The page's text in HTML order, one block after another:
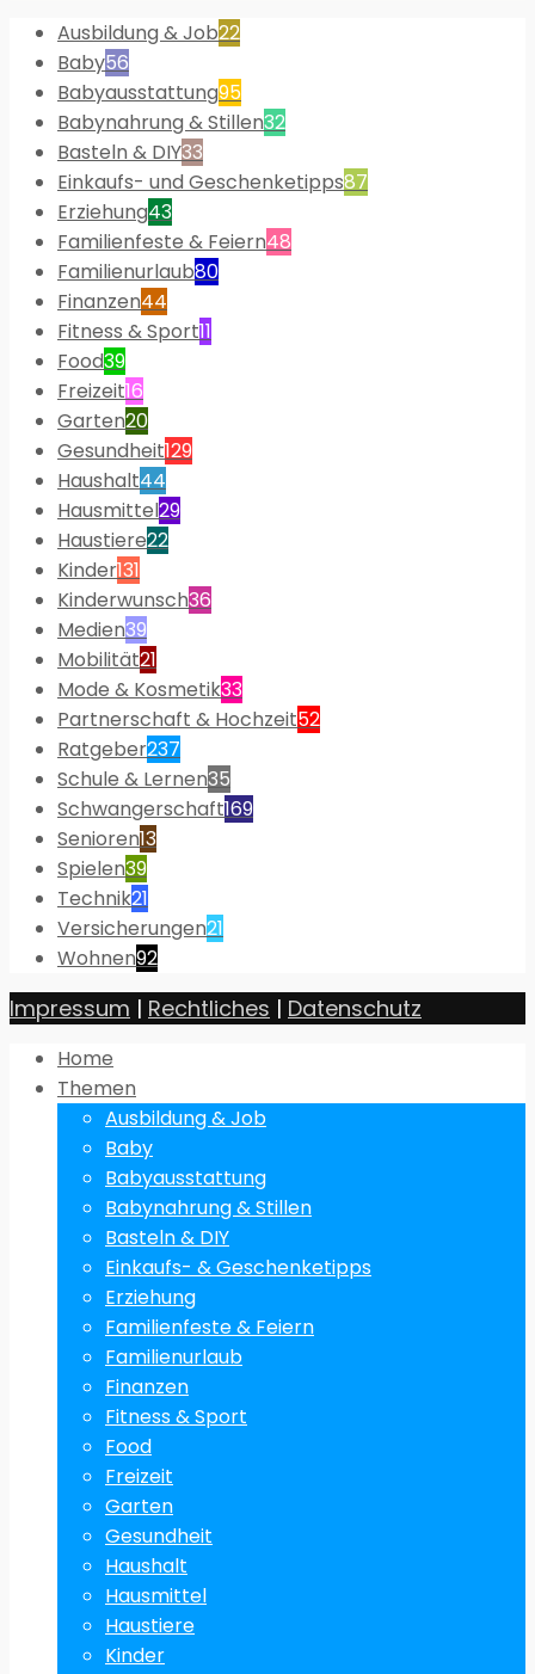
Ausbildung & Job22
Baby56
Babyausstattung95
Babynahrung & Stillen32
Basteln & DIY33
Einkaufs- und Geschenketipps87
Erziehung43
Familienfeste & Feiern48
Familienurlaub80
Finanzen44
Fitness & Sport11
Food39
Freizeit16
Garten20
Gesundheit129
Haushalt44
Hausmittel29
Haustiere22
Kinder131
Kinderwunsch36
Medien39
Mobilität21
Mode & Kosmetik33
Partnerschaft & Hochzeit52
Ratgeber237
Schule & Lernen35
Schwangerschaft169
Senioren13
Spielen39
Technik21
Versicherungen21
Wohnen92
Impressum | Rechtliches | Datenschutz
Home
Themen
Ausbildung & Job
Baby
Babyausstattung
Babynahrung & Stillen
Basteln & DIY
Einkaufs- & Geschenketipps
Erziehung
Familienfeste & Feiern
Familienurlaub
Finanzen
Fitness & Sport
Food
Freizeit
Garten
Gesundheit
Haushalt
Hausmittel
Haustiere
Kinder